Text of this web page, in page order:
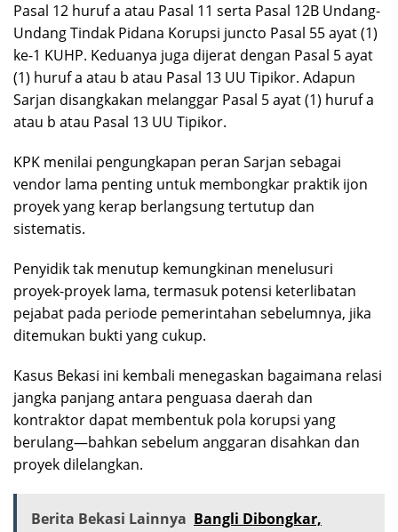
Pasal 12 huruf a atau Pasal 11 serta Pasal 12B Undang-
Undang Tindak Pidana Korupsi juncto Pasal 55 ayat (1)
ke-1 KUHP. Keduanya juga dijerat dengan Pasal 5 ayat
(1) huruf a atau b atau Pasal 13 UU Tipikor. Adapun
Sarjan disangkakan melanggar Pasal 5 ayat (1) huruf a
atau b atau Pasal 13 UU Tipikor.
KPK menilai pengungkapan peran Sarjan sebagai
vendor lama penting untuk membongkar praktik ijon
proyek yang kerap berlangsung tertutup dan
sistematis.
Penyidik tak menutup kemungkinan menelusuri
proyek-proyek lama, termasuk potensi keterlibatan
pejabat pada periode pemerintahan sebelumnya, jika
ditemukan bukti yang cukup.
Kasus Bekasi ini kembali menegaskan bagaimana relasi
jangka panjang antara penguasa daerah dan
kontraktor dapat membentuk pola korupsi yang
berulang—bahkan sebelum anggaran disahkan dan
proyek dilelangkan.
Berita Bekasi Lainnya Bangli Dibongkar,